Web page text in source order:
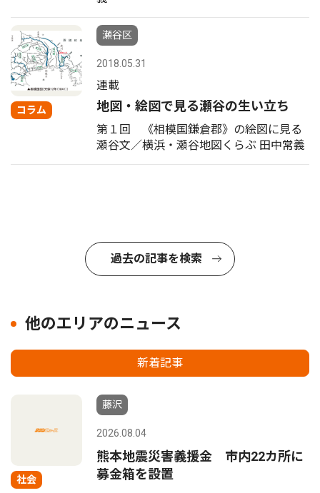
コラム
瀬谷区
2018.05.31
連載
地図・絵図で見る瀬谷の生い立ち
第１回 《相模国鎌倉郡》の絵図に見る
瀬谷文／横浜・瀬谷地図くらぶ 田中常義
過去の記事を検索
他のエリアのニュース
新着記事
社会
藤沢
2026.08.04
熊本地震災害義援金 市内22カ所に
募金箱を設置